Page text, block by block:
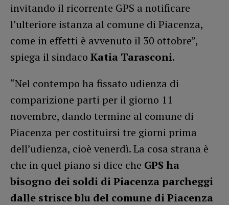
invitando il ricorrente GPS a notificare
l’ulteriore istanza al comune di Piacenza,
come in effetti è avvenuto il 30 ottobre”,
spiega il sindaco Katia Tarasconi.
“Nel contempo ha fissato udienza di
comparizione parti per il giorno 11
novembre, dando termine al comune di
Piacenza per costituirsi tre giorni prima
dell’udienza, cioè venerdì. La cosa strana è
che in quel piano si dice che GPS ha
bisogno dei soldi di Piacenza parcheggi
dalle strisce blu del comune di Piacenza